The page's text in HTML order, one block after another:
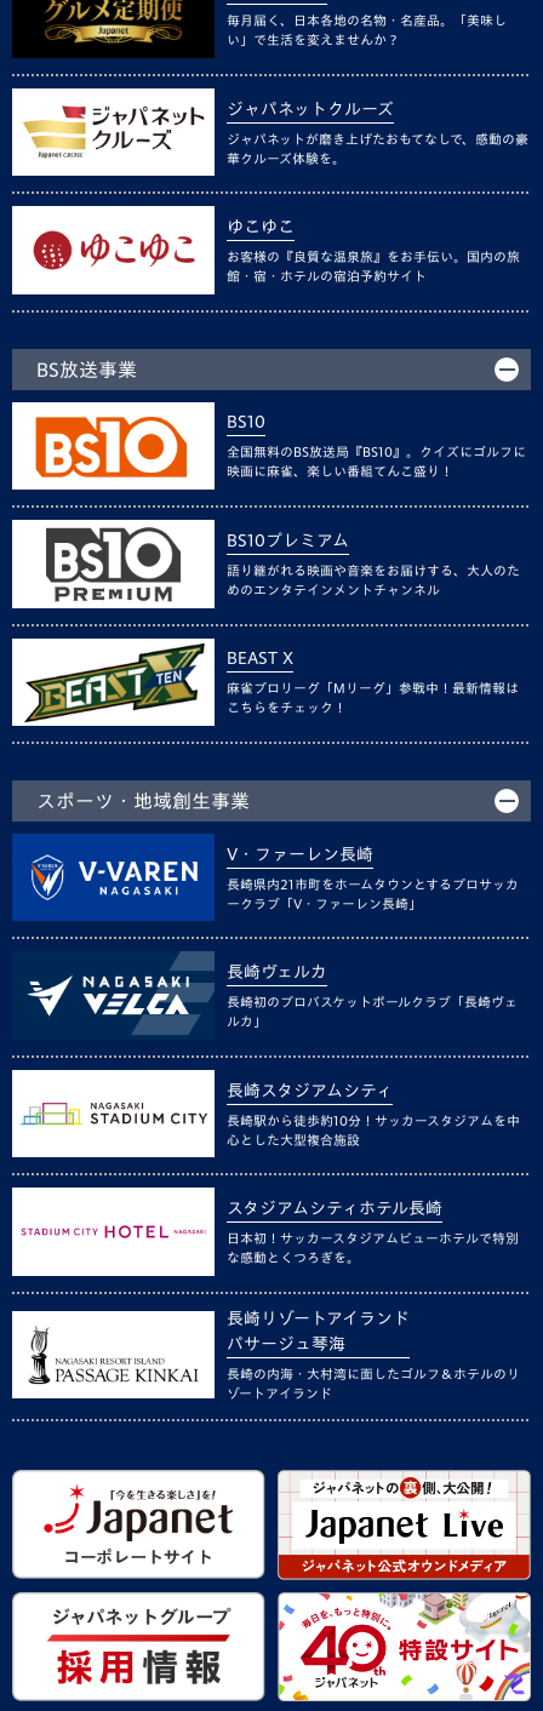
毎月届く、日本各地の名物・名産品。「美味し
い」で生活を変えませんか？
ジャパネットクルーズ
ジャパネットが磨き上げたおもてなしで、感動の豪
華クルーズ体験を。
ゆこゆこ
お客様の『良質な温泉旅』をお手伝い。国内の旅
館・宿・ホテルの宿泊予約サイト
BS放送事業
BS10
全国無料のBS放送局『BS10』。クイズにゴルフに
映画に麻雀、楽しい番組てんこ盛り！
BS10プレミアム
語り継がれる映画や音楽をお届けする、大人のた
めのエンタテインメントチャンネル
BEAST X
麻雀プロリーグ「Mリーグ」参戦中！最新情報は
こちらをチェック！
スポーツ・地域創生事業
V・ファーレン長崎
長崎県内21市町をホームタウンとするプロサッカ
ークラブ「V・ファーレン長崎」
長崎ヴェルカ
長崎初のプロバスケットボールクラブ「長崎ヴェ
ルカ」
長崎スタジアムシティ
長崎駅から徒歩約10分！サッカースタジアムを中
心とした大型複合施設
スタジアムシティホテル長崎
日本初！サッカースタジアムビューホテルで特別
な感動とくつろぎを。
長崎リゾートアイランド
パサージュ琴海
長崎の内海・大村湾に面したゴルフ＆ホテルのリ
ゾートアイランド